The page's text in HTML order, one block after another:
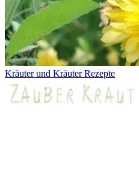
Kräuter und Kräuter Rezepte